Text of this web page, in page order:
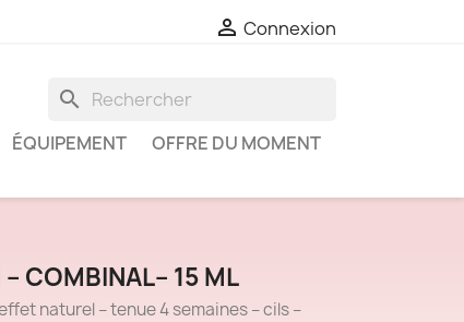
 Connexion
search
ÉQUIPEMENT OFFRE DU MOMENT
COMBINAL– 15 ML
naturel – tenue 4 semaines – cils –